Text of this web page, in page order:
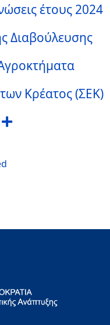
έτους 2024
Διαβούλευσης
Κρέατος (ΣΕΚ)